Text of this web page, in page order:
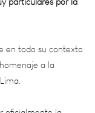
su contexto
a la
la